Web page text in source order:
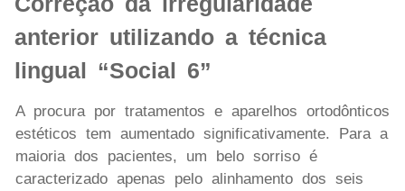
anterior utilizando a técnica
lingual “Social 6”
A procura por tratamentos e aparelhos ortodônticos
estéticos tem aumentado significativamente. Para a
maioria dos pacientes, um belo sorriso é
caracterizado apenas pelo alinhamento dos seis